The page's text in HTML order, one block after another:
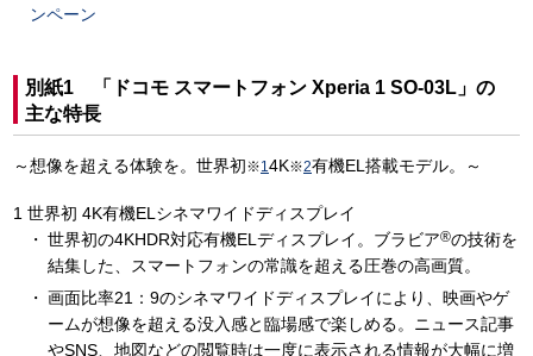
ンペーン
別紙1 「ドコモ スマートフォン Xperia 1 SO-03L」の
主な特長
～想像を超える体験を。世界初※14K※2有機EL搭載モデル。～
世界初 4K有機ELシネマワイドディスプレイ
世界初の4KHDR対応有機ELディスプレイ。ブラビア®の技術を
結集した、スマートフォンの常識を超える圧巻の高画質。
画面比率21：9のシネマワイドディスプレイにより、映画やゲ
ームが想像を超える没入感と臨場感で楽しめる。ニュース記事
やSNS、地図などの閲覧時は一度に表示される情報が大幅に増